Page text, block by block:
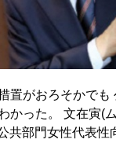
置がおろそかでも
かった。 文在寅(
共部門女性代表性